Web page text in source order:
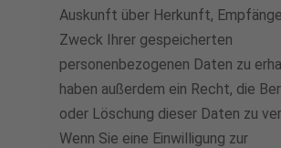
Auskunft über Herkunft,
Zweck Ihrer gespeicherten
personenbezogenen Daten zu
haben außerdem ein Recht, die
oder Löschung dieser Daten zu
Wenn Sie eine Einwilligung zur